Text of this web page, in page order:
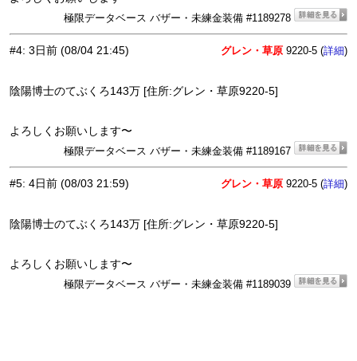
極限データベース バザー・未練金装備 #1189278
#4: 3日前 (08/04 21:45) グレン・草原 9220-5 (詳細)
陰陽博士のてぶくろ143万 [住所:グレン・草原9220-5]
よろしくお願いします〜
極限データベース バザー・未練金装備 #1189167
#5: 4日前 (08/03 21:59) グレン・草原 9220-5 (詳細)
陰陽博士のてぶくろ143万 [住所:グレン・草原9220-5]
よろしくお願いします〜
極限データベース バザー・未練金装備 #1189039